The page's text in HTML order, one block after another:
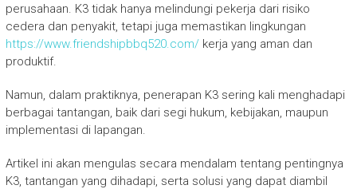
perusahaan. K3 tidak hanya melindungi pekerja dari risiko
cedera dan penyakit, tetapi juga memastikan lingkungan
https://www.friendshipbbq520.com/kerja yang aman dan
produktif.
Namun, dalam praktiknya, penerapan K3 sering kali menghadapi
berbagai tantangan, baik dari segi hukum, kebijakan, maupun
implementasi di lapangan.
Artikel ini akan mengulas secara mendalam tentang pentingnya
K3, tantangan yang dihadapi, serta solusi yang dapat diambil